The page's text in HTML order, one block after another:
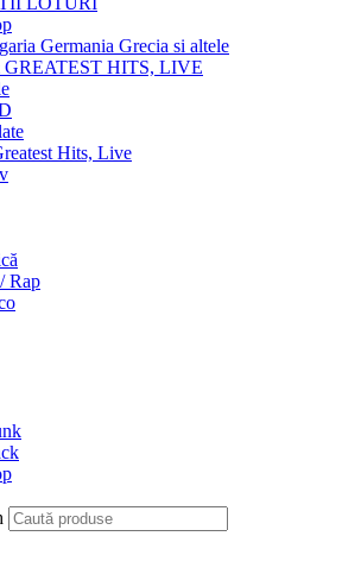
Germania Grecia si altele
HITS, LIVE
Hits, Live
Rap